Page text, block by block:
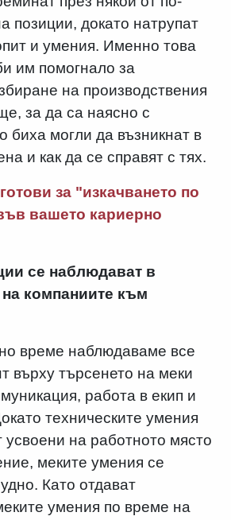
позиции, докато натрупат
и умения. Именно това
им помогнало за
на производствения
за да са наясно с
биха могли да възникнат в
и как да се справят с тях.
за "изкачването по
вашето кариерно
се наблюдават в
на компаниите към
време наблюдаваме все
върху търсенето на меки
работа в екип и
техническите умения
усвоени на работното място
меките умения се
Като отдават
умения по време на